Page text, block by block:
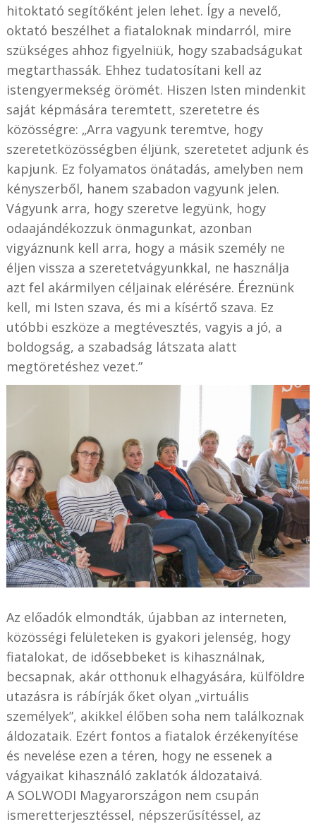
hitoktató segítőként jelen lehet. Így a nevelő,
oktató beszélhet a fiataloknak mindarról, mire
szükséges ahhoz figyelniük, hogy szabadságukat
megtarthassák. Ehhez tudatosítani kell az
istengyermekség örömét. Hiszen Isten mindenkit
saját képmására teremtett, szeretetre és
közösségre: „Arra vagyunk teremtve, hogy
szeretetközösségben éljünk, szeretetet adjunk és
kapjunk. Ez folyamatos önátadás, amelyben nem
kényszerből, hanem szabadon vagyunk jelen.
Vágyunk arra, hogy szeretve legyünk, hogy
odaajándékozzuk önmagunkat, azonban
vigyáznunk kell arra, hogy a másik személy ne
éljen vissza a szeretetvágyunkkal, ne használja
azt fel akármilyen céljainak elérésére. Éreznünk
kell, mi Isten szava, és mi a kísértő szava. Ez
utóbbi eszköze a megtévesztés, vagyis a jó, a
boldogság, a szabadság látszata alatt
megtöretéshez vezet.”
Az előadók elmondták, újabban az interneten,
közösségi felületeken is gyakori jelenség, hogy
fiatalokat, de idősebbeket is kihasználnak,
becsapnak, akár otthonuk elhagyására, külföldre
utazásra is rábírják őket olyan „virtuális
személyek”, akikkel élőben soha nem találkoznak
áldozataik. Ezért fontos a fiatalok érzékenyítése
és nevelése ezen a téren, hogy ne essenek a
vágyaikat kihasználó zaklatók áldozataivá.
A SOLWODI Magyarországon nem csupán
ismeretterjesztéssel, népszerűsítéssel, az